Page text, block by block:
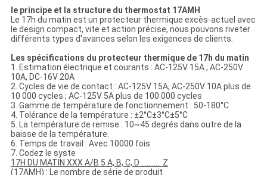
le principe et la structure du thermostat 17AMH
Le 17h du matin est un protecteur thermique excès-actuel avec
le design compact, vite et action précise, nous pouvons riveter
différents types d'avances selon les exigences de clients.
Les spécifications du protecteur thermique de 17h du matin
1. Estimation électrique et courants : AC-125V 15A ; AC-250V
10A, DC-16V 20A
2. Cycles de vie de contact : AC-125V 15A, AC-250V 10A plus de
10 000 cycles ; AC-125V 5A plus de 100 000 cycles
3. Gamme de température de fonctionnement : 50-180°C
4. Tolérance de la température : ±2°C±3°C±5°C
5. La température de remise : 10~45 degrés dans outre de la
baisse de la température.
6. Temps de travail : Avec 10000 fois
7. Codez le syste
17H DU MATIN XXX A/B 5 A, B, C, D ........... Z
(17AMH) : Le nombre de série de produit